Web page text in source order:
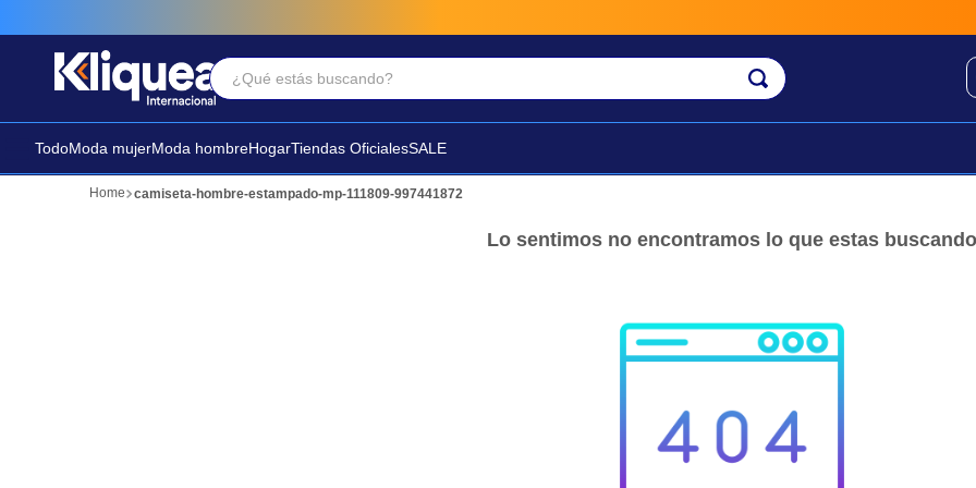
¿Qué estás buscando?
TodoModa mujerModa hombreHogarTiendas OficialesSALE
camiseta-hombre-estampado-mp-111809-997441872
Lo sentimos no encontramos lo que estas buscando
Términos Más Buscados
2. futbol